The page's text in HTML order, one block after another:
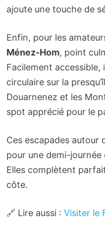
ajoute une touche de
Enfin, pour les
Ménez-Hom, point
Facilement
circulaire sur la
Douarnenez et les
spot apprécié pour le
Ces escapades autour
pour une demi-
Elles complètent
côte.
🔗 Lire aussi : Visiter le